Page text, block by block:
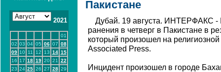
2021
01
02 03 04 05 06 07 08
09 10 11 12 13 14 15
16 17 18 19 20 21
22
23 24 25 26 27 28 29
Пакистане
Дубай. 19 августа. ИНТЕРФАКС -
ранения в четверг в Пакистане в
который произошел на
Associated Press.
Инцидент произошел в городе